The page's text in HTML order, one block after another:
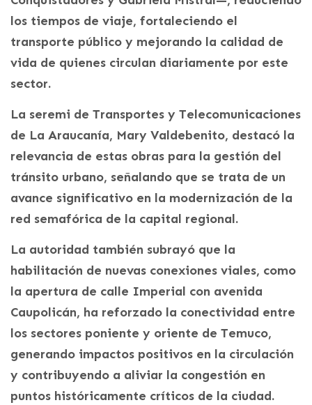
los tiempos de viaje, fortaleciendo el
transporte público y mejorando la calidad de
vida de quienes circulan diariamente por este
sector.
La seremi de Transportes y Telecomunicaciones
de La Araucanía, Mary Valdebenito, destacó la
relevancia de estas obras para la gestión del
tránsito urbano, señalando que se trata de un
avance significativo en la modernización de la
red semafórica de la capital regional.
La autoridad también subrayó que la
habilitación de nuevas conexiones viales, como
la apertura de calle Imperial con avenida
Caupolicán, ha reforzado la conectividad entre
los sectores poniente y oriente de Temuco,
generando impactos positivos en la circulación
y contribuyendo a aliviar la congestión en
puntos históricamente críticos de la ciudad.